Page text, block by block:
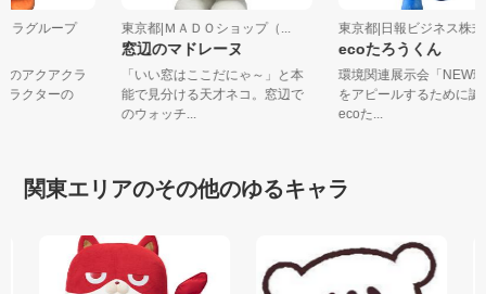
ララグループ
のアクアクラ
ラクターの
東京都|ＭＡＤＯショップ（...
窓辺のマドレーヌ
「いい窓はここだにゃ～」と本
能で見分ける天才ネコ。窓辺で
のウォッチ...
東京都|日報ビジネス株
ecoたろうくん
環境関連展示会「
をアピールするために
ecoた...
関東エリアのその他のゆるキャラ